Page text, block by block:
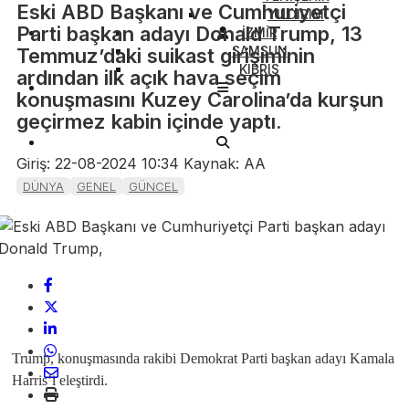
YILDIRIM
İZMİR
SAMSUN
KIBRIS
Eski ABD Başkanı ve Cumhuriyetçi
Parti başkan adayı Donald Trump, 13
Temmuz’daki suikast girişiminin
ardından ilk açık hava seçim
konuşmasını Kuzey Carolina’da kurşun
geçirmez kabin içinde yaptı.
Giriş: 22-08-2024 10:34 Kaynak: AA
DÜNYA GENEL GÜNCEL
Trump, konuşmasında rakibi Demokrat Parti başkan adayı Kamala
Harris’i eleştirdi.